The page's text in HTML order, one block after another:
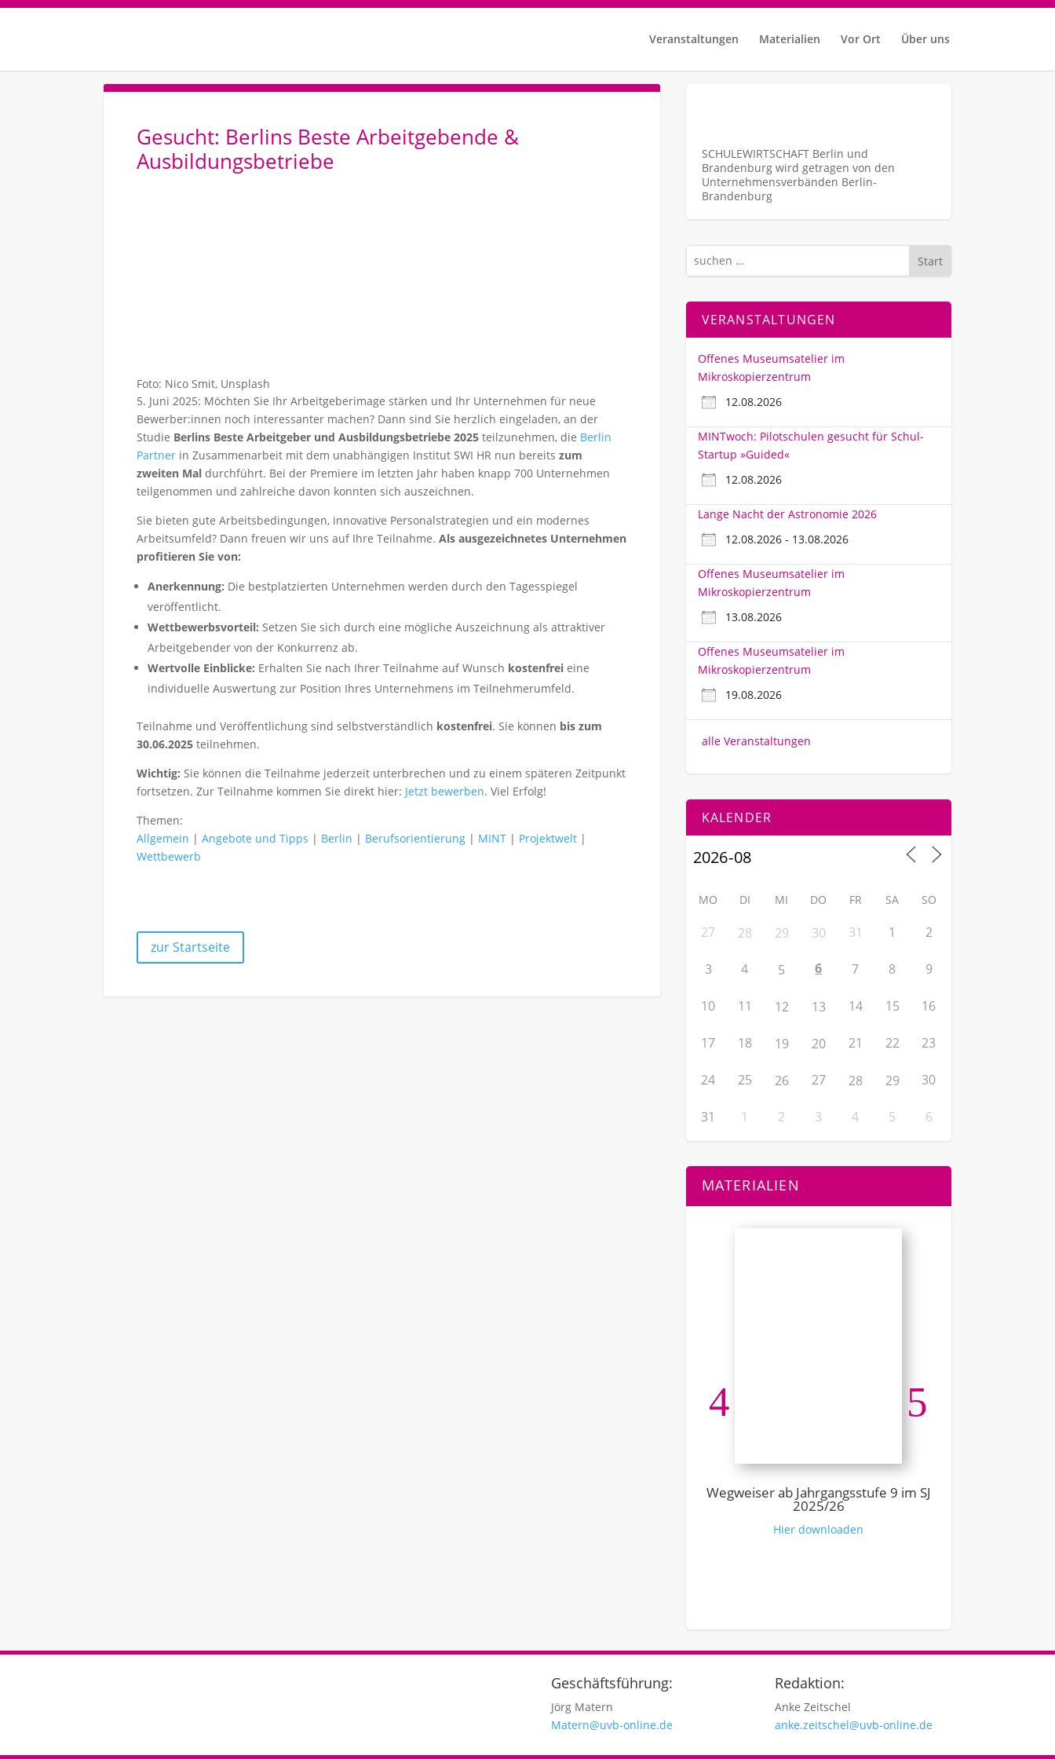
Veranstaltungen Materialien Vor Ort Über uns
Gesucht: Berlins Beste Arbeitgebende &
Ausbildungsbetriebe
Foto: Nico Smit, Unsplash
5. Juni 2025: Möchten Sie Ihr Arbeitgeberimage stärken und Ihr Unternehmen für neue
Bewerber:innen noch interessanter machen? Dann sind Sie herzlich eingeladen, an der
Studie Berlins Beste Arbeitgeber und Ausbildungsbetriebe 2025 teilzunehmen, die Berlin
Partner in Zusammenarbeit mit dem unabhängigen Institut SWI HR nun bereits zum
zweiten Mal durchführt. Bei der Premiere im letzten Jahr haben knapp 700 Unternehmen
teilgenommen und zahlreiche davon konnten sich auszeichnen.
Sie bieten gute Arbeitsbedingungen, innovative Personalstrategien und ein modernes
Arbeitsumfeld? Dann freuen wir uns auf Ihre Teilnahme. Als ausgezeichnetes Unternehmen
profitieren Sie von:
Anerkennung: Die bestplatzierten Unternehmen werden durch den Tagesspiegel
veröffentlicht.
Wettbewerbsvorteil: Setzen Sie sich durch eine mögliche Auszeichnung als attraktiver
Arbeitgebender von der Konkurrenz ab.
Wertvolle Einblicke: Erhalten Sie nach Ihrer Teilnahme auf Wunsch kostenfrei eine
individuelle Auswertung zur Position Ihres Unternehmens im Teilnehmerumfeld.
Teilnahme und Veröffentlichung sind selbstverständlich kostenfrei. Sie können bis zum
30.06.2025 teilnehmen.
Wichtig: Sie können die Teilnahme jederzeit unterbrechen und zu einem späteren Zeitpunkt
fortsetzen. Zur Teilnahme kommen Sie direkt hier: Jetzt bewerben. Viel Erfolg!
Themen:
Allgemein | Angebote und Tipps | Berlin | Berufsorientierung | MINT | Projektwelt |
Wettbewerb
zur Startseite
SCHULEWIRTSCHAFT Berlin und
Brandenburg wird getragen von den
Unternehmens­verbänden Berlin-
Brandenburg
Start
VERANSTALTUNGEN
Offenes Museumsatelier im
Mikroskopierzentrum
12.08.2026
MINTwoch: Pilotschulen gesucht für Schul-
Startup »Guided«
12.08.2026
Lange Nacht der Astronomie 2026
12.08.2026 - 13.08.2026
Offenes Museumsatelier im
Mikroskopierzentrum
13.08.2026
Offenes Museumsatelier im
Mikroskopierzentrum
19.08.2026
alle Veranstaltungen
KALENDER
MO DI MI DO FR SA SO
27 28 29 30 31 1 2
3 4 5 6 7 8 9
10 11 12 13 14 15 16
17 18 19 20 21 22 23
24 25 26 27 28 29 30
31 1 2 3 4 5 6
MATERIALIEN
Wegweiser ab Jahrgangsstufe 9 im SJ
2025/26
Hier downloaden
Geschäftsführung:
Jörg Matern
Matern@uvb-online.de
Redaktion:
Anke Zeitschel
anke.zeitschel@uvb-online.de